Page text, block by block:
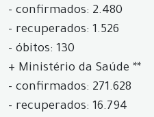
- confirmados: 2.480
- recuperados: 1.526
- óbitos: 130
+ Ministério da Saúde **
- confirmados: 271.628
- recuperados: 16.794